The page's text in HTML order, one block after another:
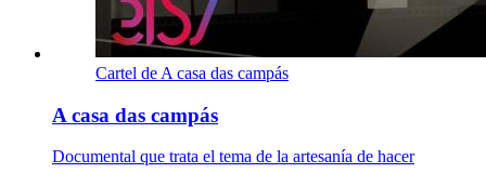
Cartel de A casa das campás
A casa das campás
Documental que trata el tema de la artesanía de hacer